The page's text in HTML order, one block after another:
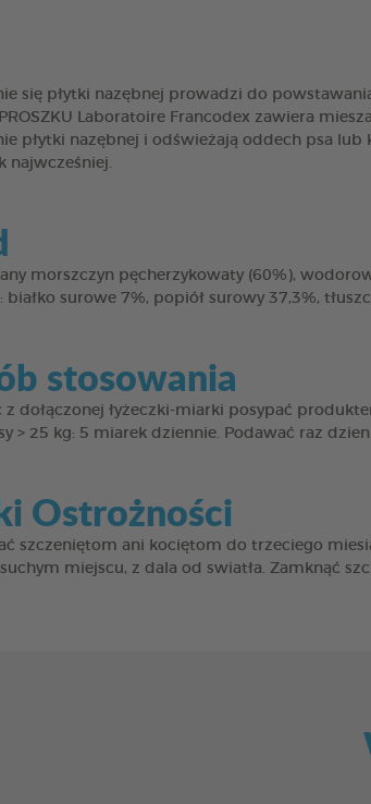
się płytki nazębnej prowadzi do
Laboratoire Francodex zawiera
płytki nazębnej i odświeżają oddech psa
najwcześniej.
morszczyn pęcherzykowaty (60%),
białko surowe 7%, popiół surowy 37,3%,
stosowania
z dołączonej łyżeczki-miarki posypać
> 25 kg: 5 miarek dziennie. Podawać raz
Ostrożności
szczeniętom ani kociętom do trzeciego
miejscu, z dala od swiatła. Zamknąć